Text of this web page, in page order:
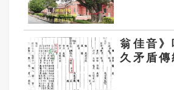
翁佳音》
久矛盾傳